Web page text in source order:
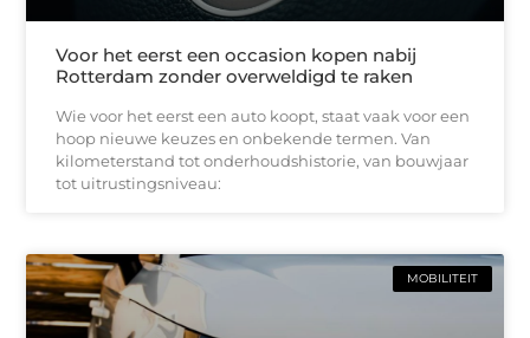
Voor het eerst een occasion kopen nabij
Rotterdam zonder overweldigd te raken
Wie voor het eerst een auto koopt, staat vaak voor een
hoop nieuwe keuzes en onbekende termen. Van
kilometerstand tot onderhoudshistorie, van bouwjaar
tot uitrustingsniveau:
MOBILITEIT